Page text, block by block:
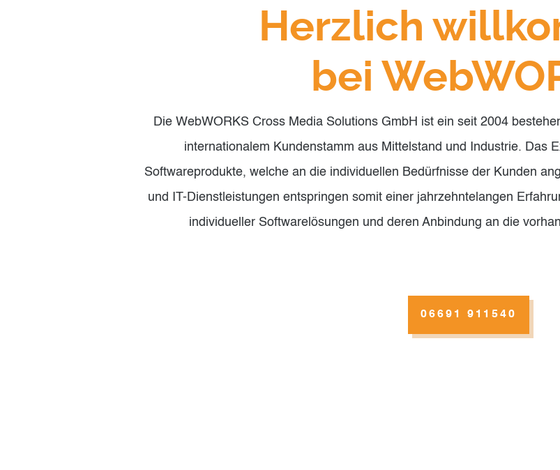
Herzlich
bei
Die WebWORKS Cross Media Solutions GmbH ist ein seit 2004
internationalem Kundenstamm aus Mittelstand und Industrie. Das
Softwareprodukte, welche an die individuellen Bedürfnisse der Kunden
und IT-Dienstleistungen entspringen somit einer jahrzehntelangen
individueller Softwarelösungen und deren Anbindung an die
06691 911540